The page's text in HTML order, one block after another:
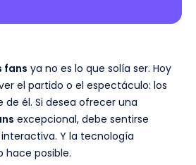
fans ya no es lo que solía ser. Hoy
el partido o el espectáculo: los
de él. Si desea ofrecer una
excepcional, debe sentirse
Y la tecnología
hace posible.